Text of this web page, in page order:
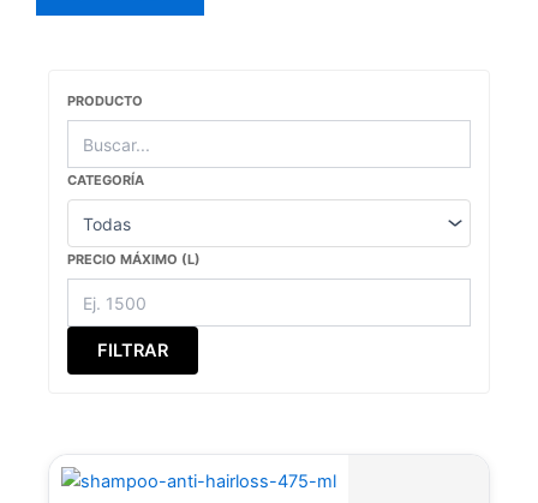
PRODUCTO
CATEGORÍA
PRECIO MÁXIMO (L)
FILTRAR